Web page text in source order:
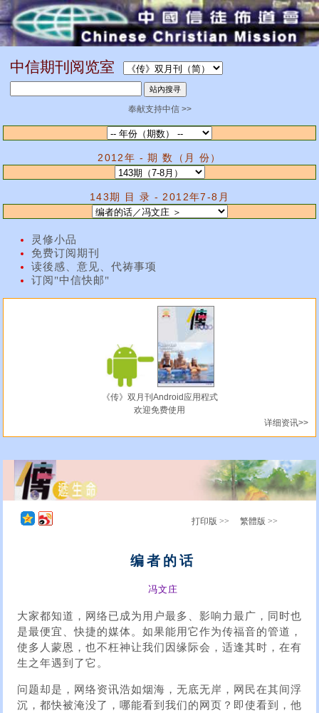
中信期刊阅览室
奉献支持中信 >>
2012年 - 期 数（月 份）
143期 目 录 - 2012年7-8月
灵修小品
免费订阅期刊
读後感、意见、代祷事项
订阅"中信快邮"
《传》双月刊Android应用程式
欢迎免费使用
详细资讯>>
打印版 >> 繁體版 >>
编者的话
冯文庄
大家都知道，网络已成为用户最多、影响力最广，同时也
是最便宜、快捷的媒体。如果能用它作为传福音的管道，
使多人蒙恩，也不枉神让我们因缘际会，适逢其时，在有
生之年遇到了它。
问题却是，网络资讯浩如烟海，无底无岸，网民在其间浮
沉，都快被淹没了，哪能看到我们的网页？即使看到，他